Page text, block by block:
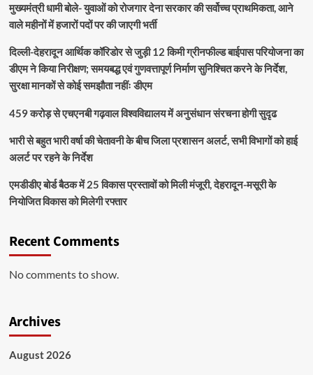
मुख्यमंत्री धामी बोले- युवाओं को रोजगार देना सरकार की सर्वोच्च प्राथमिकता, आने
वाले महीनों में हजारों पदों पर की जाएगी भर्ती
दिल्ली-देहरादून आर्थिक कॉरिडोर से जुड़ी 12 किमी ग्रीनफील्ड बाईपास परियोजना का
डीएम ने किया निरीक्षण; समयबद्ध एवं गुणवत्तापूर्ण निर्माण सुनिश्चित करने के निर्देश,
सुरक्षा मानकों से कोई समझौता नहींः डीएम
459 करोड़ से एचएनबी गढ़वाल विश्वविद्यालय में अनुसंधान संरचना होगी सुदृढ
भारी से बहुत भारी वर्षा की चेतावनी के बीच जिला प्रशासन अलर्ट, सभी विभागों को हाई
अलर्ट पर रहने के निर्देश
एमडीडीए बोर्ड बैठक में 25 विकास प्रस्तावों को मिली मंजूरी, देहरादून-मसूरी के
नियोजित विकास को मिलेगी रफ्तार
Recent Comments
No comments to show.
Archives
August 2026